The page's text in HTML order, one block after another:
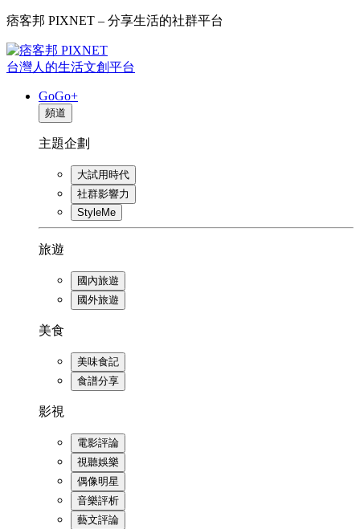
痞客邦 PIXNET – 分享生活的社群平台
台灣人的生活文創平台
GoGo+
頻道
主題企劃
大試用時代
社群影響力
StyleMe
旅遊
國內旅遊
國外旅遊
美食
美味食記
食譜分享
影視
電影評論
視聽娛樂
偶像明星
音樂評析
藝文評論